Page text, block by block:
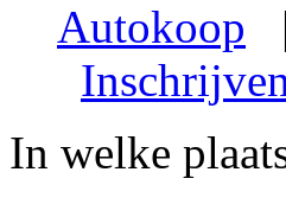
Autokoop
In welke